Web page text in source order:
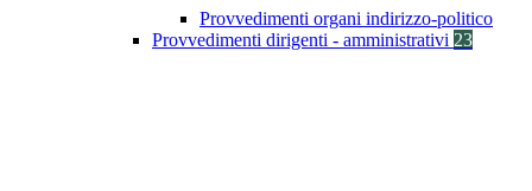
Provvedimenti organi indirizzo-politico
Provvedimenti dirigenti - amministrativi 23